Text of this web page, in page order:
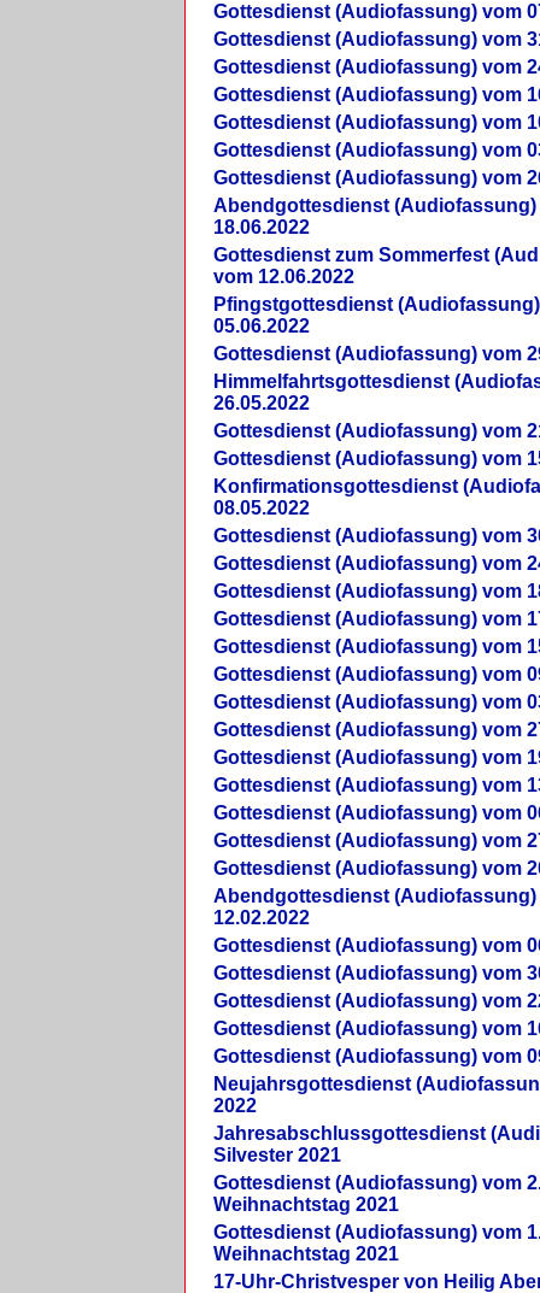
Gottesdienst (Audiofassung) vom
Gottesdienst (Audiofassung) vom
Gottesdienst (Audiofassung) vom
Gottesdienst (Audiofassung) vom
Gottesdienst (Audiofassung) vom
Gottesdienst (Audiofassung) vom
Gottesdienst (Audiofassung) vom
Abendgottesdienst (Audiofassung)
18.06.2022
Gottesdienst zum Sommerfest
vom 12.06.2022
Pfingstgottesdienst
05.06.2022
Gottesdienst (Audiofassung) vom
Himmelfahrtsgottesdienst
26.05.2022
Gottesdienst (Audiofassung) vom
Gottesdienst (Audiofassung) vom
Konfirmationsgottesdienst
08.05.2022
Gottesdienst (Audiofassung) vom
Gottesdienst (Audiofassung) vom
Gottesdienst (Audiofassung) vom
Gottesdienst (Audiofassung) vom
Gottesdienst (Audiofassung) vom
Gottesdienst (Audiofassung) vom
Gottesdienst (Audiofassung) vom
Gottesdienst (Audiofassung) vom
Gottesdienst (Audiofassung) vom
Gottesdienst (Audiofassung) vom
Gottesdienst (Audiofassung) vom
Gottesdienst (Audiofassung) vom
Gottesdienst (Audiofassung) vom
Abendgottesdienst (Audiofassung)
12.02.2022
Gottesdienst (Audiofassung) vom
Gottesdienst (Audiofassung) vom
Gottesdienst (Audiofassung) vom
Gottesdienst (Audiofassung) vom
Gottesdienst (Audiofassung) vom
Neujahrsgottesdienst
2022
Jahresabschlussgottesdienst
Silvester 2021
Gottesdienst (Audiofassung) vom
Weihnachtstag 2021
Gottesdienst (Audiofassung) vom
Weihnachtstag 2021
17-Uhr-Christvesper von Heilig